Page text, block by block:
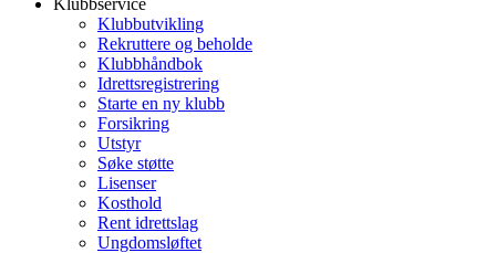
Klubbutvikling
Rekruttere og beholde
Klubbhåndbok
Idrettsregistrering
Starte en ny klubb
Forsikring
Utstyr
Søke støtte
Lisenser
Kosthold
Rent idrettslag
Ungdomsløftet